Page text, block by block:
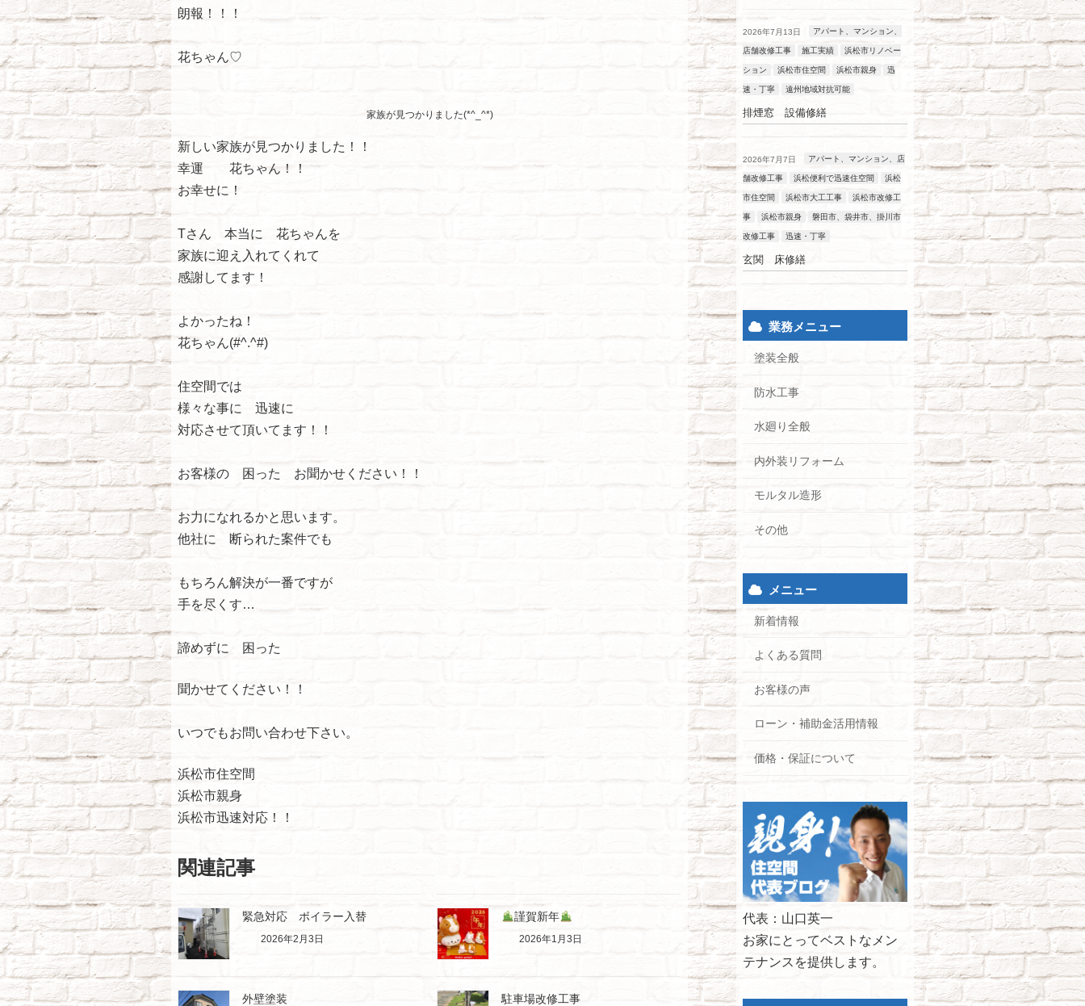
朗報！！！
花ちゃん♡
家族が見つかりました(*^_^*)
新しい家族が見つかりました！！
幸運 花ちゃん！！
お幸せに！
Tさん 本当に 花ちゃんを
家族に迎え入れてくれて
感謝してます！
よかったね！
花ちゃん(#^.^#)
住空間では
様々な事に 迅速に
対応させて頂いてます！！
お客様の 困った お聞かせください！！
お力になれるかと思います。
他社に 断られた案件でも
もちろん解決が一番ですが
手を尽くす…
諦めずに 困った
聞かせてください！！
いつでもお問い合わせ下さい。
浜松市住空間
浜松市親身
浜松市迅速対応！！
関連記事
緊急対応 ボイラー入替
2026年2月3日
謹賀新年
2026年1月3日
外壁塗装 駐車場改修工事
2026年7月13日 アパート、マンション、
店舗改修工事 施工実績 浜松市リノベー
ション 浜松市住空間 浜松市親身 迅
速・丁寧 遠州地域対抗可能
排煙窓 設備修繕
2026年7月7日 アパート、マンション、店
舗改修工事 浜松便利で迅速住空間 浜松
市住空間 浜松市大工工事 浜松市改修工
事 浜松市親身 磐田市、袋井市、掛川市
改修工事 迅速・丁寧
玄関 床修繕
業務メニュー
塗装全般
防水工事
水廻り全般
内外装リフォーム
モルタル造形
その他
メニュー
新着情報
よくある質問
お客様の声
ローン・補助金活用情報
価格・保証について
代表：山口英一
お家にとってベストなメン
テナンスを提供します。